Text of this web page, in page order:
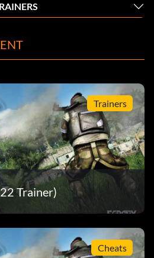
Trainers
Trainer)
Cheats